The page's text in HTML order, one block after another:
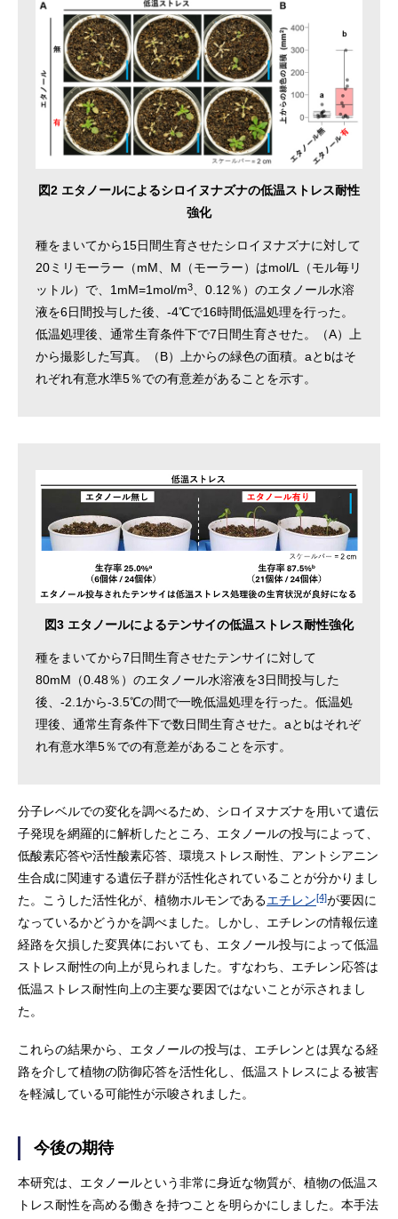
図2 エタノールによるシロイヌナズナの低温ストレス耐性
強化
種をまいてから15日間生育させたシロイヌナズナに対して
20ミリモーラー（mM、M（モーラー）はmol/L（モル毎リ
ットル）で、1mM=1mol/m3、0.12％）のエタノール水溶
液を6日間投与した後、-4℃で16時間低温処理を行った。
低温処理後、通常生育条件下で7日間生育させた。（A）上
から撮影した写真。（B）上からの緑色の面積。aとbはそ
れぞれ有意水準5％での有意差があることを示す。
図3 エタノールによるテンサイの低温ストレス耐性強化
種をまいてから7日間生育させたテンサイに対して
80mM（0.48％）のエタノール水溶液を3日間投与した
後、-2.1から-3.5℃の間で一晩低温処理を行った。低温処
理後、通常生育条件下で数日間生育させた。aとbはそれぞ
れ有意水準5％での有意差があることを示す。
分子レベルでの変化を調べるため、シロイヌナズナを用いて遺伝
子発現を網羅的に解析したところ、エタノールの投与によって、
低酸素応答や活性酸素応答、環境ストレス耐性、アントシアニン
生合成に関連する遺伝子群が活性化されていることが分かりまし
た。こうした活性化が、植物ホルモンであるエチレン[4]が要因に
なっているかどうかを調べました。しかし、エチレンの情報伝達
経路を欠損した変異体においても、エタノール投与によって低温
ストレス耐性の向上が見られました。すなわち、エチレン応答は
低温ストレス耐性向上の主要な要因ではないことが示されまし
た。
これらの結果から、エタノールの投与は、エチレンとは異なる経
路を介して植物の防御応答を活性化し、低温ストレスによる被害
を軽減している可能性が示唆されました。
今後の期待
本研究は、エタノールという非常に身近な物質が、植物の低温ス
トレス耐性を高める働きを持つことを明らかにしました。本手法